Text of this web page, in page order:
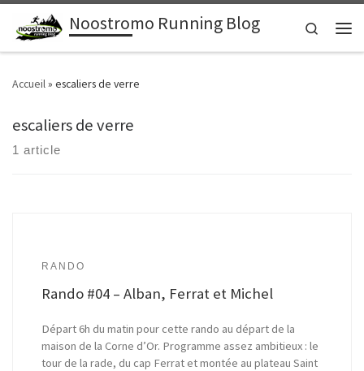
Passer au contenuNoostromo Running Blog
Search
Accueil» escaliers de verre
escaliers de verre
1 article
RANDO
Rando #04 – Alban, Ferrat et Michel
Départ 6h du matin pour cette rando au départ de la
maison de la Corne d’Or. Programme assez ambitieux : le
tour de la rade, du cap Ferrat et montée au plateau Saint